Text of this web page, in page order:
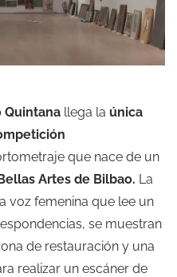
Quintana llega la única
que nace de un
Artes de Bilbao. La
voz femenina que lee un
se muestran
de restauración y una
realizar un escáner de